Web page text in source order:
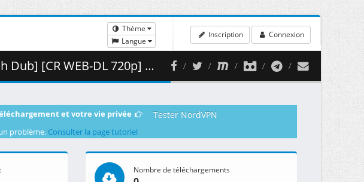
Thème
Langue
Inscription Connexion
( 353.63 MB )
et votre vie privée Tester NordVPN
problème. Consulter la page tutoriel
Nombre de téléchargements